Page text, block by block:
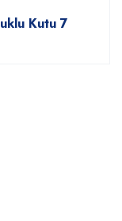
Kutu 7